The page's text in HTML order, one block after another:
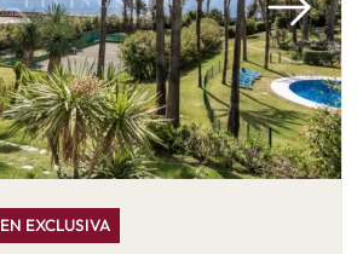
EN EXCLUSIVA